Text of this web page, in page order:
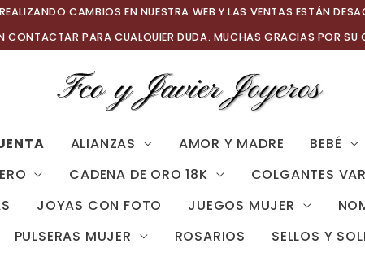
CAMBIOS EN NUESTRA WEB Y LAS VENTAS ESTÁN
CONTACTAR PARA CUALQUIER DUDA. MUCHAS GRACIAS POR SU
ALIANZAS AMOR Y MADRE BEBÉ
CADENA DE ORO 18K COLGANTES
JOYAS CON FOTO JUEGOS MUJER
PULSERAS MUJER ROSARIOS SELLOS Y